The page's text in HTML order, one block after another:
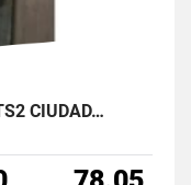
CIUDAD…